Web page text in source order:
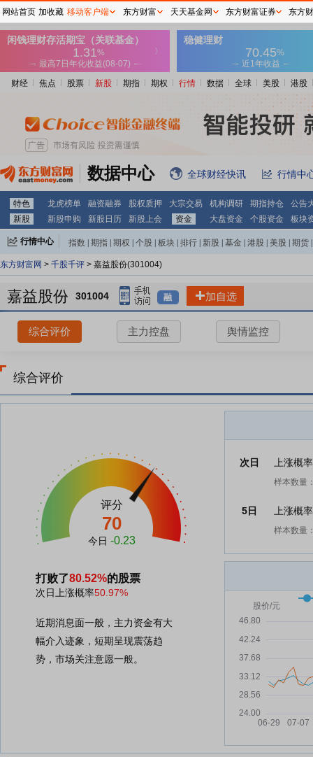
财经 焦点 股票 新股 期指 期权 行情 数据 全球 美股 港股
数据中心 全球财经快讯 行情中
特色 龙虎榜单 融资融券 股权质押 大宗交易 机构调研 期指持仓
公告
新股
新股申购 新股日历 新股上会 资金 大盘资金 个股资金 板块
行情中心 指数 期指 期权 个股 板块 排行 新股 基金 港股 美股 期货
东方财富网 > 千股千评 > 嘉益股份(301004)
嘉益股份 301004 融 加自选
综合评价 主力控盘 舆情监控
综合评价
评分
70
今日 -0.23
打败了80.52%的股票
次日上涨概率50.97%
近期消息面一般，主力资金有大
幅介入迹象，短期呈现震荡趋
势，市场关注意愿一般。
次日 上涨概
样本数量
5日 上涨概
样本数量
网站首页 加收藏 移动客户端 东方财富 天天基金网 东方财富证券 东方